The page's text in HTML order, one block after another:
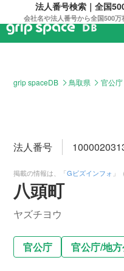
法人番号検索｜全国
会社名や法人番号から全国500万
grip spaceDB 鳥取県 官公庁
法人番号
掲載の情報は、「Gビズインフォ 」
八頭町
ヤズチヨウ
官公庁 官公庁/地